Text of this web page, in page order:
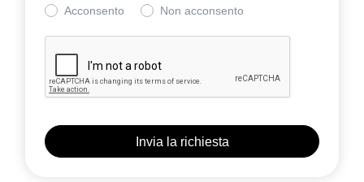
Acconsento Non acconsento